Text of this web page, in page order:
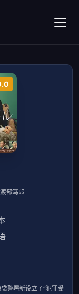
渡部笃郎
警署新设立了“犯罪受